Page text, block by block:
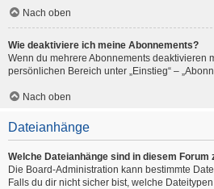
Nach oben
Wie deaktiviere ich meine Abonnements?
Wenn du mehrere Abonnements deaktivieren
persönlichen Bereich unter „Einstieg“ –
Nach oben
Dateianhänge
Welche Dateianhänge sind in diesem Forum
Die Board-Administration kann bestimmte
Falls du dir nicht sicher bist, welche